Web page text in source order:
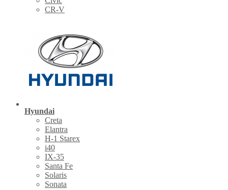
CR-V
Hyundai
Creta
Elantra
H-1 Starex
i40
IX-35
Santa Fe
Solaris
Sonata